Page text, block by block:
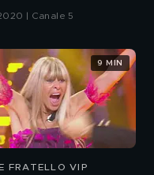
| Canale 5
FRATELLO VIP
9 MIN